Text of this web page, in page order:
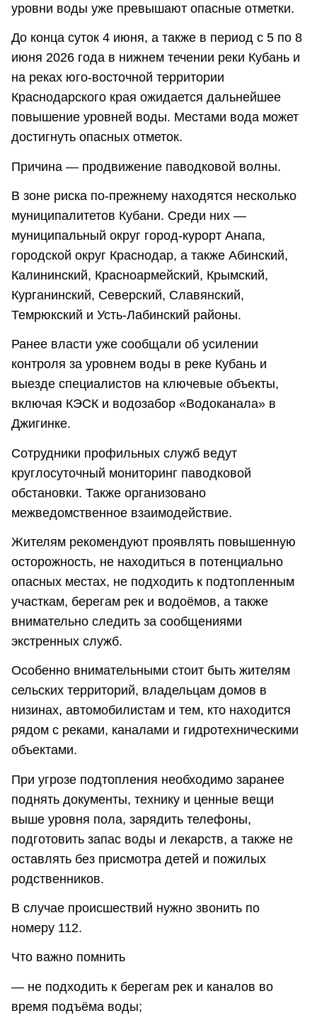
уровни воды уже превышают опасные отметки.
До конца суток 4 июня, а также в период с 5 по 8
июня 2026 года в нижнем течении реки Кубань и
на реках юго-восточной территории
Краснодарского края ожидается дальнейшее
повышение уровней воды. Местами вода может
достигнуть опасных отметок.
Причина — продвижение паводковой волны.
В зоне риска по-прежнему находятся несколько
муниципалитетов Кубани. Среди них —
муниципальный округ город-курорт Анапа,
городской округ Краснодар, а также Абинский,
Калининский, Красноармейский, Крымский,
Курганинский, Северский, Славянский,
Темрюкский и Усть-Лабинский районы.
Ранее власти уже сообщали об усилении
контроля за уровнем воды в реке Кубань и
выезде специалистов на ключевые объекты,
включая КЭСК и водозабор «Водоканала» в
Джигинке.
Сотрудники профильных служб ведут
круглосуточный мониторинг паводковой
обстановки. Также организовано
межведомственное взаимодействие.
Жителям рекомендуют проявлять повышенную
осторожность, не находиться в потенциально
опасных местах, не подходить к подтопленным
участкам, берегам рек и водоёмов, а также
внимательно следить за сообщениями
экстренных служб.
Особенно внимательными стоит быть жителям
сельских территорий, владельцам домов в
низинах, автомобилистам и тем, кто находится
рядом с реками, каналами и гидротехническими
объектами.
При угрозе подтопления необходимо заранее
поднять документы, технику и ценные вещи
выше уровня пола, зарядить телефоны,
подготовить запас воды и лекарств, а также не
оставлять без присмотра детей и пожилых
родственников.
В случае происшествий нужно звонить по
номеру 112.
Что важно помнить
— не подходить к берегам рек и каналов во
время подъёма воды;